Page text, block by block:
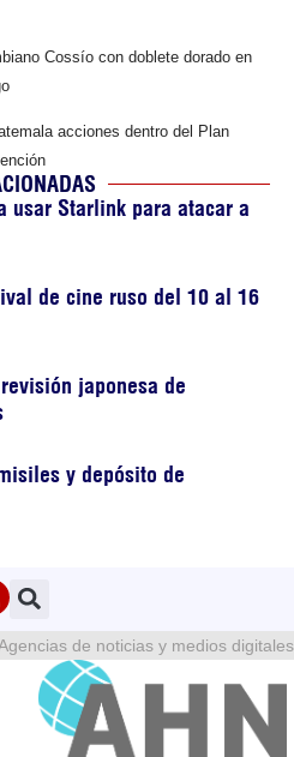
Cossío con doblete dorado en
acciones dentro del Plan
usar Starlink para atacar a
de cine ruso del 10 al 16
japonesa de
y depósito de
de noticias y medios digitales